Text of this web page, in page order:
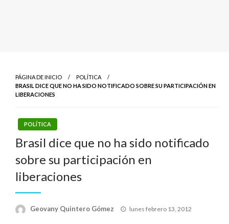
PÁGINA DE INICIO
POLÍTICA
BRASIL DICE QUE NO HA SIDO NOTIFICADO SOBRE SU PARTICIPACIÓN EN
LIBERACIONES
POLÍTICA
Brasil dice que no ha sido notificado
sobre su participación en
liberaciones
Geovany Quintero Gómez
Publicado
lunes febrero 13, 2012